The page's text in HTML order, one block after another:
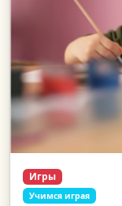
Игры
Учимся играя